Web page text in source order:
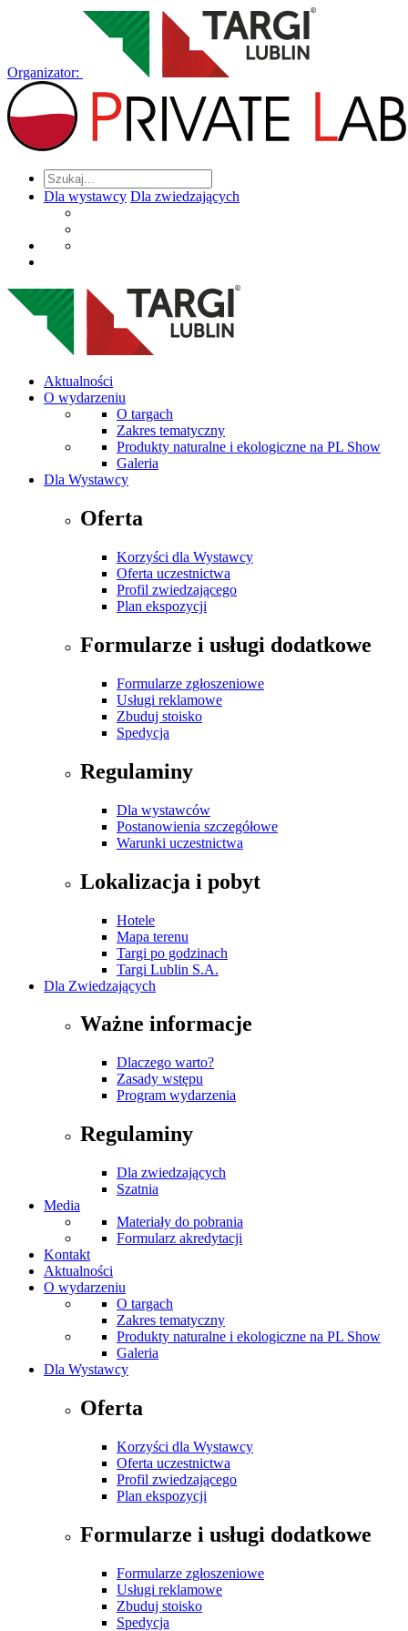
Organizator:
Dla wystawcy Dla zwiedzających
Aktualności
O wydarzeniu
O targach
Zakres tematyczny
Produkty naturalne i ekologiczne na PL Show
Galeria
Dla Wystawcy
Oferta
Korzyści dla Wystawcy
Oferta uczestnictwa
Profil zwiedzającego
Plan ekspozycji
Formularze i usługi dodatkowe
Formularze zgłoszeniowe
Usługi reklamowe
Zbuduj stoisko
Spedycja
Regulaminy
Dla wystawców
Postanowienia szczegółowe
Warunki uczestnictwa
Lokalizacja i pobyt
Hotele
Mapa terenu
Targi po godzinach
Targi Lublin S.A.
Dla Zwiedzających
Ważne informacje
Dlaczego warto?
Zasady wstępu
Program wydarzenia
Regulaminy
Dla zwiedzających
Szatnia
Media
Materiały do pobrania
Formularz akredytacji
Kontakt
Aktualności
O wydarzeniu
O targach
Zakres tematyczny
Produkty naturalne i ekologiczne na PL Show
Galeria
Dla Wystawcy
Oferta
Korzyści dla Wystawcy
Oferta uczestnictwa
Profil zwiedzającego
Plan ekspozycji
Formularze i usługi dodatkowe
Formularze zgłoszeniowe
Usługi reklamowe
Zbuduj stoisko
Spedycja